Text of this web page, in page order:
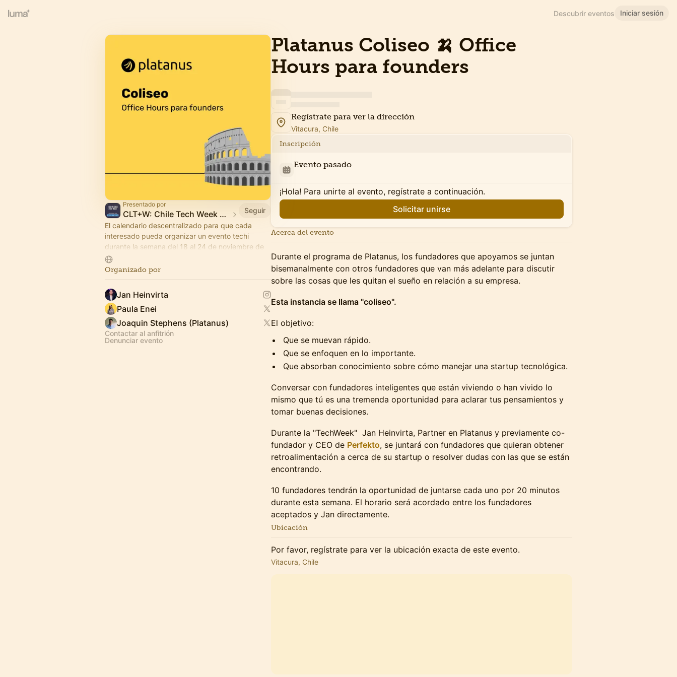
Descubrir eventos Iniciar sesión
Presentado por
CLT+W: Chile Tech Week 2024
Seguir
El calendario descentralizado para que cada
interesado pueda organizar un evento techi
durante la semana del 18 al 24 de noviembre de
2024. Hostea el evento que quieras!
Organizado por
Jan Heinvirta
Paula Enei
Joaquin Stephens (Platanus)
Contactar al anfitrión
Denunciar evento
Platanus Coliseo 🍌 Office
Hours para founders
Regístrate para ver la dirección
Vitacura, Chile
Inscripción
Evento pasado
¡Hola! Para unirte al evento, regístrate a continuación.
Solicitar unirse
Acerca del evento
Durante el programa de Platanus, los fundadores que apoyamos se juntan
bisemanalmente con otros fundadores que van más adelante para discutir
sobre las cosas que les quitan el sueño en relación a su empresa.
Esta instancia se llama "coliseo".
El objetivo:
Que se muevan rápido.
Que se enfoquen en lo importante.
Que absorban conocimiento sobre cómo manejar una startup tecnológica.
Conversar con fundadores inteligentes que están viviendo o han vivido lo
mismo que tú es una tremenda oportunidad para aclarar tus pensamientos y
tomar buenas decisiones.
Durante la "TechWeek" Jan Heinvirta, Partner en Platanus y previamente co-
fundador y CEO de Perfekto, se juntará con fundadores que quieran obtener
retroalimentación a cerca de su startup o resolver dudas con las que se están
encontrando.
10 fundadores tendrán la oportunidad de juntarse cada uno por 20 minutos
durante esta semana. El horario será acordado entre los fundadores
aceptados y Jan directamente.
Ubicación
Por favor, regístrate para ver la ubicación exacta de este evento.
Vitacura, Chile